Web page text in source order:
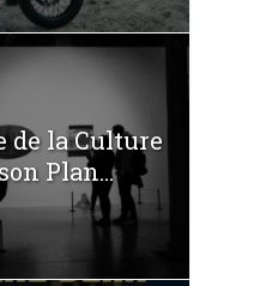
de la Culture
Plan...